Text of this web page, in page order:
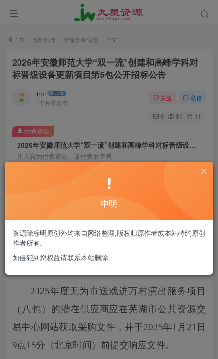
首页 招标信息 安徽招标信息 正文
2026年安徽师范大学“双一流”创建和高峰学科对
标晋级设备更新项目第5包公开招标公告
jimi
1个月前发布
关注 私信
0 31 11
2026年安徽师范大学“双一流”创建和高峰学科对标晋级设备更新项目第5包公开招标公告
此内容为付费资源，请付费后查看
20
您当前未登录！建议登陆后购买，可保存购买订单
付费资源
项目概况
2025年度无为市送戏进万村演出服务项目
（八包） 的潜在供应商应在芜湖市公共资源交
易中心网站获取采购文件， 并于2025年1 月 21 日
9点15分 （北京时间）前提交响应文件。
申明
资源除标明原创外均来自网络整理,版权归原作者或本站特约原创
作者所有。
如侵犯到您权益请联系本站删除!